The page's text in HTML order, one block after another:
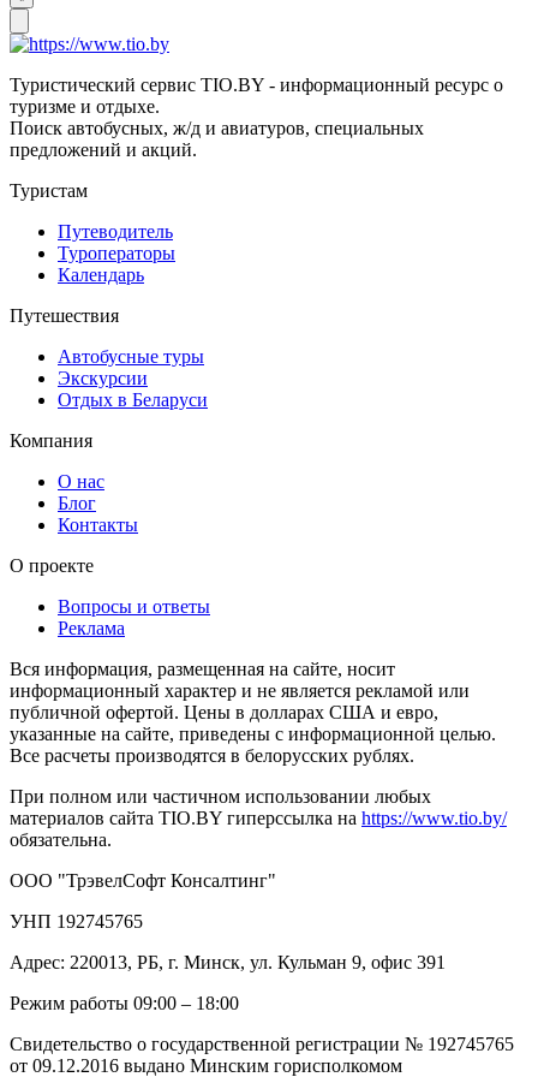
Туристический сервис TIO.BY - информационный ресурс о
туризме и отдыхе.
Поиск автобусных, ж/д и авиатуров, специальных
предложений и акций.
Туристам
Путеводитель
Туроператоры
Календарь
Путешествия
Автобусные туры
Экскурсии
Отдых в Беларуси
Компания
О нас
Блог
Контакты
О проекте
Вопросы и ответы
Реклама
Вся информация, размещенная на сайте, носит
информационный характер и не является рекламой или
публичной офертой. Цены в долларах США и евро,
указанные на сайте, приведены с информационной целью.
Все расчеты производятся в белорусских рублях.
При полном или частичном использовании любых
материалов сайта TIO.BY гиперссылка на https://www.tio.by/
обязательна.
ООО "ТрэвелСофт Консалтинг"
УНП 192745765
Адрес: 220013, РБ, г. Минск, ул. Кульман 9, офис 391
Режим работы 09:00 – 18:00
Свидетельство о государственной регистрации № 192745765
от 09.12.2016 выдано Минским горисполкомом